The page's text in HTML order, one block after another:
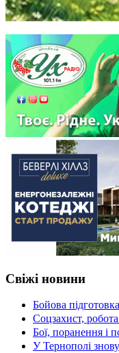
Свіжі новини
Бойова
Соцзахист,
Бої, поранення і
У Тернополі